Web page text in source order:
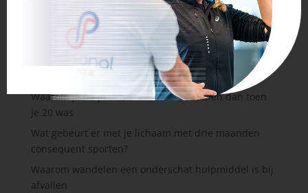
Recente blogs
Gezond leven met een drukke baan: zo maak je tijd
Waarom je na je 30e anders moet trainen dan toen
je 20 was
Wat gebeurt er met je lichaam met drie maanden
consequent sporten?
Waarom wandelen een onderschat hulpmiddel is bij
afvallen